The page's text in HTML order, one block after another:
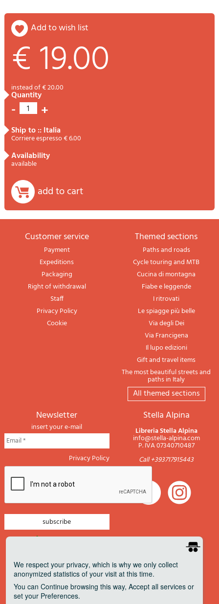
add to wish list
€ 19.00
instead of € 20.00
quantity
- 1 +
ship to :: Italia
Corriere espresso € 6.00
availability
available
add to cart
Customer service
Payment
Expeditions
Packaging
Right of withdrawal
Staff
Privacy Policy
Cookie
themed sections
Paths and roads
Cycle touring and MTB
Cucina di montagna
Fiabe e leggende
I ritrovati
Le spiagge più belle
Via degli Dei
Via Francigena
Il lupo edizioni
Gift and travel items
The most beautiful streets and
paths in Italy
All themed sections
newsletter
insert your e-mail
Privacy Policy
newsletter travels
newsletter military
Stella Alpina
Libreria Stella Alpina
info@stella-alpina.com
P. IVA 07340710487
Call +393717915443
We respect your privacy, which is why we only collect
anonymized statistics of your visit at this time.
You can Continue browsing this way, Accept all services or
set your Preferences.